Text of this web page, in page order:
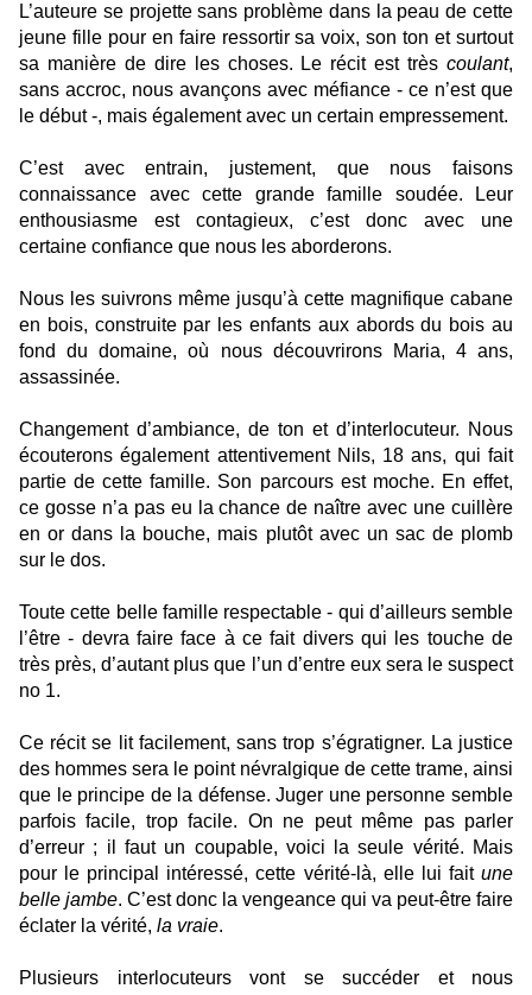
L’auteure se projette sans problème dans la peau de cette
jeune fille pour en faire ressortir sa voix, son ton et surtout
sa manière de dire les choses. Le récit est très coulant,
sans accroc, nous avançons avec méfiance - ce n’est que
le début -, mais également avec un certain empressement.
C’est avec entrain, justement, que nous faisons
connaissance avec cette grande famille soudée. Leur
enthousiasme est contagieux, c’est donc avec une
certaine confiance que nous les aborderons.
Nous les suivrons même jusqu’à cette magnifique cabane
en bois, construite par les enfants aux abords du bois au
fond du domaine, où nous découvrirons Maria, 4 ans,
assassinée.
Changement d’ambiance, de ton et d’interlocuteur. Nous
écouterons également attentivement Nils, 18 ans, qui fait
partie de cette famille. Son parcours est moche. En effet,
ce gosse n’a pas eu la chance de naître avec une cuillère
en or dans la bouche, mais plutôt avec un sac de plomb
sur le dos.
Toute cette belle famille respectable - qui d’ailleurs semble
l’être - devra faire face à ce fait divers qui les touche de
très près, d’autant plus que l’un d’entre eux sera le suspect
no 1.
Ce récit se lit facilement, sans trop s’égratigner. La justice
des hommes sera le point névralgique de cette trame, ainsi
que le principe de la défense. Juger une personne semble
parfois facile, trop facile. On ne peut même pas parler
d’erreur ; il faut un coupable, voici la seule vérité. Mais
pour le principal intéressé, cette vérité-là, elle lui fait une
belle jambe. C’est donc la vengeance qui va peut-être faire
éclater la vérité, la vraie.
Plusieurs interlocuteurs vont se succéder et nous